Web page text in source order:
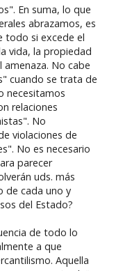
En suma, lo que
abrazamos, es
todo si excede el
vida, la propiedad
No cabe
cuando se trata de
necesitamos
relaciones
No
violaciones de
No es necesario
parecer
uds. más
de cada uno y
del Estado?
de todo lo
a que
Aquella